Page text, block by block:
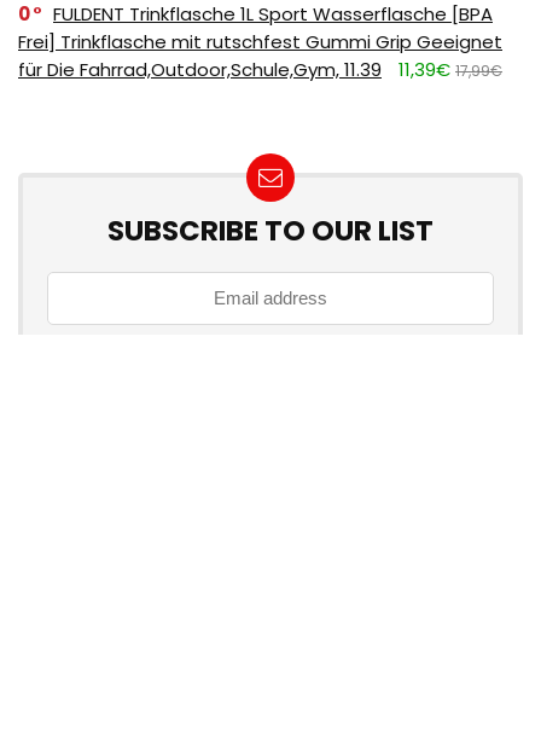
0
FULDENT Trinkflasche 1L Sport Wasserflasche [BPA
Frei] Trinkflasche mit rutschfest Gummi Grip Geeignet
für Die Fahrrad,Outdoor,Schule,Gym, 11.39
11,39€ 17,99€
SUBSCRIBE TO OUR LIST